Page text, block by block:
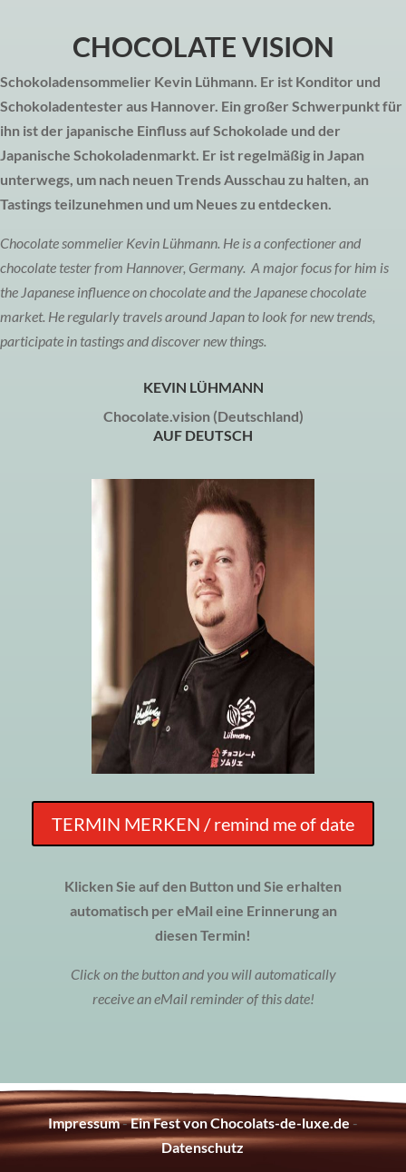
CHOCOLATE VISION
Schokoladensommelier Kevin Lühmann. Er ist Konditor und
Schokoladentester aus Hannover. Ein großer Schwerpunkt für
ihn ist der japanische Einfluss auf Schokolade und der
Japanische Schokoladenmarkt. Er ist regelmäßig in Japan
unterwegs, um nach neuen Trends Ausschau zu halten, an
Tastings teilzunehmen und um Neues zu entdecken.
Chocolate sommelier Kevin Lühmann. He is a confectioner and
chocolate tester from Hannover, Germany. A major focus for him is
the Japanese influence on chocolate and the Japanese chocolate
market. He regularly travels around Japan to look for new trends,
participate in tastings and discover new things.
KEVIN LÜHMANN
Chocolate.vision (Deutschland)
AUF DEUTSCH
TERMIN MERKEN / remind me of date
Klicken Sie auf den Button und Sie erhalten
automatisch per eMail eine Erinnerung an
diesen Termin!
Click on the button and you will automatically
receive an eMail reminder of this date!
Impressum-Ein Fest von Chocolats-de-luxe.de -
Datenschutz